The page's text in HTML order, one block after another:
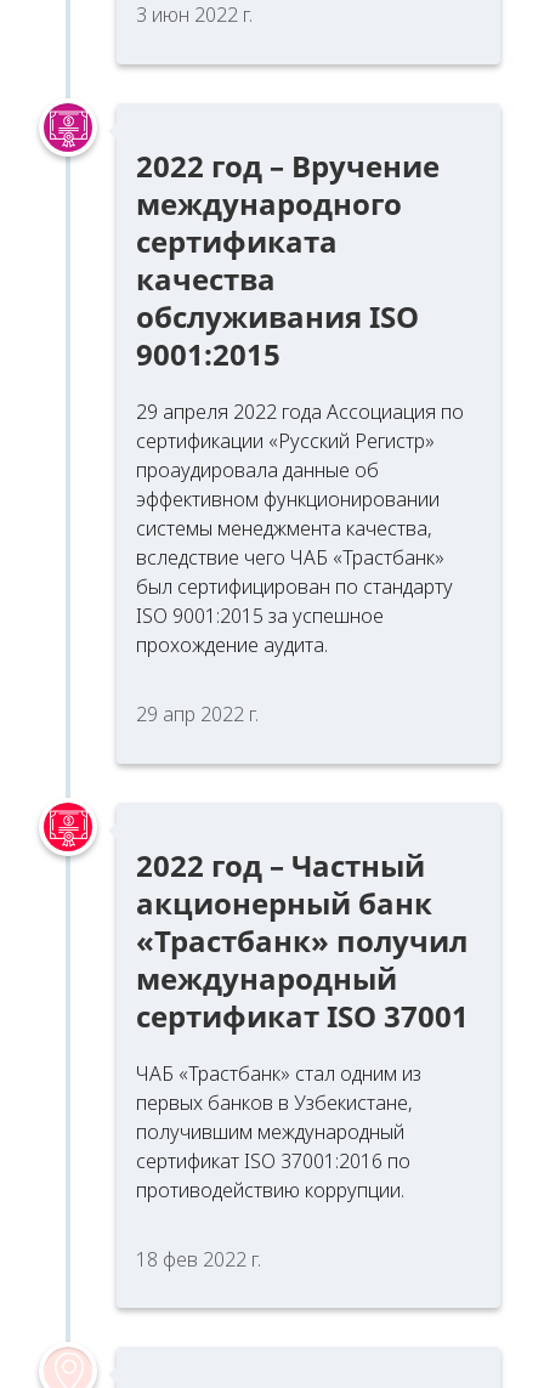
3 июн 2022 г.
2022 год – Вручение
международного
сертификата
качества
обслуживания ISO
9001:2015
29 апреля 2022 года Ассоциация по
сертификации «Русский Регистр»
проаудировала данные об
эффективном функционировании
системы менеджмента качества,
вследствие чего ЧАБ «Трастбанк»
был сертифицирован по стандарту
ISO 9001:2015 за успешное
прохождение аудита.
29 апр 2022 г.
2022 год – Частный
акционерный банк
«Трастбанк» получил
международный
сертификат ISO 37001
ЧАБ «Трастбанк» стал одним из
первых банков в Узбекистане,
получившим международный
сертификат ISO 37001:2016 по
противодействию коррупции.
18 фев 2022 г.